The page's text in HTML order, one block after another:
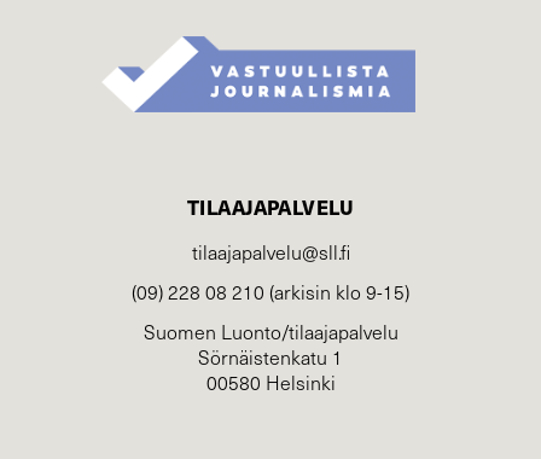
TILAAJAPALVELU
tilaajapalvelu@sll.fi
(09) 228 08 210 (arkisin klo 9-15)
Suomen Luonto/tilaajapalvelu
Sörnäistenkatu 1
00580 Helsinki